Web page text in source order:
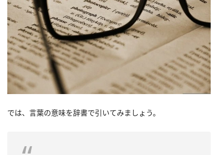
では、言葉の意味を辞書で引いてみましょう。